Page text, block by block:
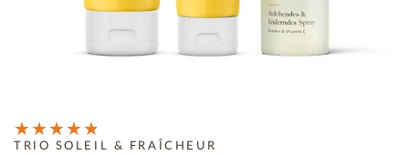
TRIO SOLEIL & FRAÎCHEUR